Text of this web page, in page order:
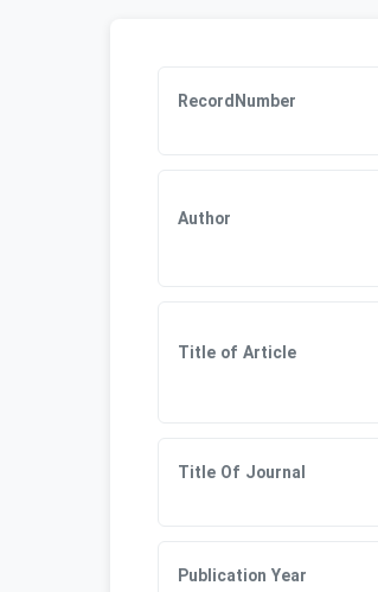
RecordNumber
Author
Title of Article
Title Of Journal
Publication Year